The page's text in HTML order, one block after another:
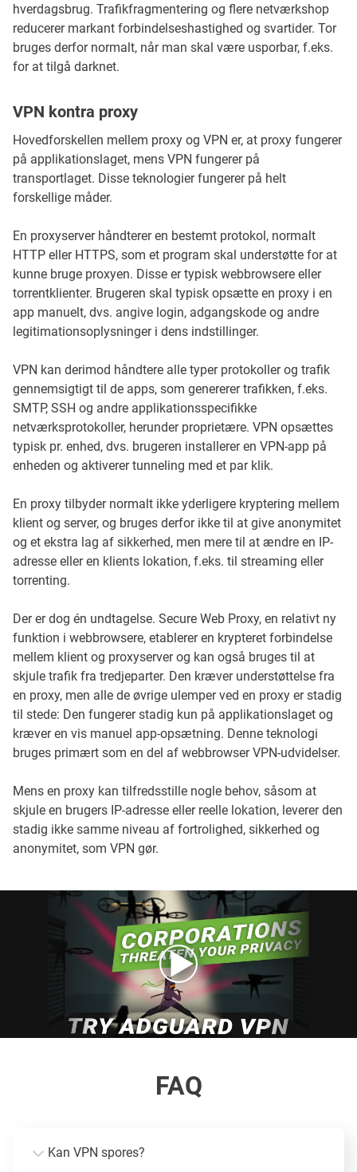
hverdagsbrug. Trafikfragmentering og flere netværkshop
reducerer markant forbindelseshastighed og svartider. Tor
bruges derfor normalt, når man skal være usporbar, f.eks.
for at tilgå darknet.
VPN kontra proxy
Hovedforskellen mellem proxy og VPN er, at proxy fungerer
på applikationslaget, mens VPN fungerer på
transportlaget. Disse teknologier fungerer på helt
forskellige måder.
En proxyserver håndterer en bestemt protokol, normalt
HTTP eller HTTPS, som et program skal understøtte for at
kunne bruge proxyen. Disse er typisk webbrowsere eller
torrentklienter. Brugeren skal typisk opsætte en proxy i en
app manuelt, dvs. angive login, adgangskode og andre
legitimationsoplysninger i dens indstillinger.
VPN kan derimod håndtere alle typer protokoller og trafik
gennemsigtigt til de apps, som genererer trafikken, f.eks.
SMTP, SSH og andre applikationsspecifikke
netværksprotokoller, herunder proprietære. VPN opsættes
typisk pr. enhed, dvs. brugeren installerer en VPN-app på
enheden og aktiverer tunneling med et par klik.
En proxy tilbyder normalt ikke yderligere kryptering mellem
klient og server, og bruges derfor ikke til at give anonymitet
og et ekstra lag af sikkerhed, men mere til at ændre en IP-
adresse eller en klients lokation, f.eks. til streaming eller
torrenting.
Der er dog én undtagelse. Secure Web Proxy, en relativt ny
funktion i webbrowsere, etablerer en krypteret forbindelse
mellem klient og proxyserver og kan også bruges til at
skjule trafik fra tredjeparter. Den kræver understøttelse fra
en proxy, men alle de øvrige ulemper ved en proxy er stadig
til stede: Den fungerer stadig kun på applikationslaget og
kræver en vis manuel app-opsætning. Denne teknologi
bruges primært som en del af webbrowser VPN-udvidelser.
Mens en proxy kan tilfredsstille nogle behov, såsom at
skjule en brugers IP-adresse eller reelle lokation, leverer den
stadig ikke samme niveau af fortrolighed, sikkerhed og
anonymitet, som VPN gør.
FAQ
Kan VPN spores?